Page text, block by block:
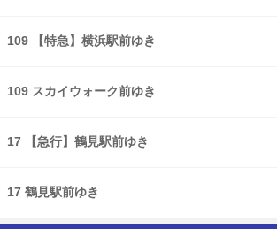
109 【特急】横浜駅前ゆき
109 スカイウォーク前ゆき
17 【急行】鶴見駅前ゆき
17 鶴見駅前ゆき